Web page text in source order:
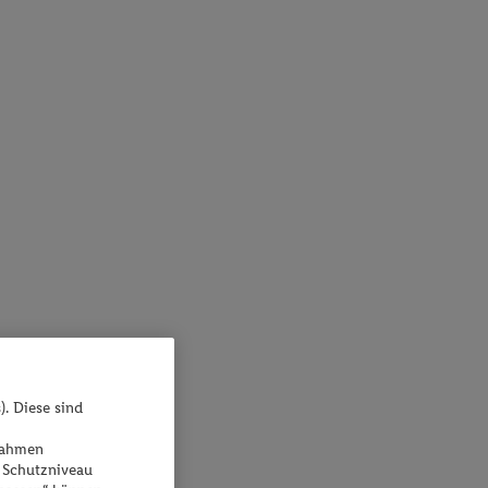
Diese sind